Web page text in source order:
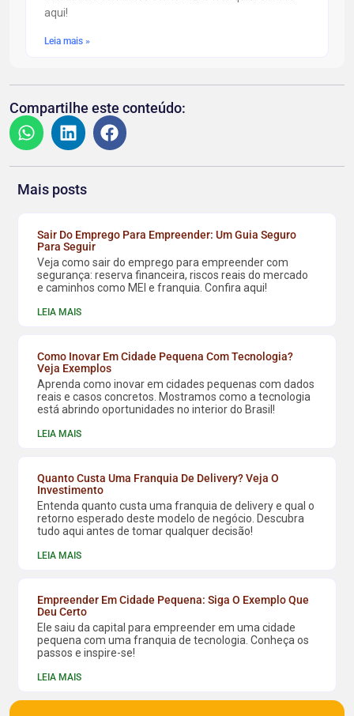
aqui!
Leia mais »
Compartilhe este conteúdo:
Mais posts
Sair Do Emprego Para Empreender: Um Guia Seguro
Para Seguir
Veja como sair do emprego para empreender com
segurança: reserva financeira, riscos reais do mercado
e caminhos como MEI e franquia. Confira aqui!
LEIA MAIS
Como Inovar Em Cidade Pequena Com Tecnologia?
Veja Exemplos
Aprenda como inovar em cidades pequenas com dados
reais e casos concretos. Mostramos como a tecnologia
está abrindo oportunidades no interior do Brasil!
LEIA MAIS
Quanto Custa Uma Franquia De Delivery? Veja O
Investimento
Entenda quanto custa uma franquia de delivery e qual o
retorno esperado deste modelo de negócio. Descubra
tudo aqui antes de tomar qualquer decisão!
LEIA MAIS
Empreender Em Cidade Pequena: Siga O Exemplo Que
Deu Certo
Ele saiu da capital para empreender em uma cidade
pequena com uma franquia de tecnologia. Conheça os
passos e inspire-se!
LEIA MAIS